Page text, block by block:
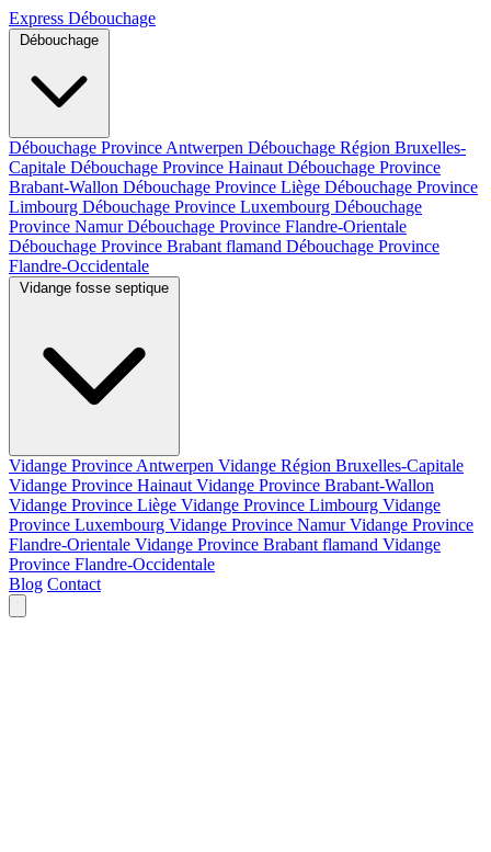
Express Débouchage
Débouchage Province Antwerpen Débouchage Région Bruxelles-
Capitale Débouchage Province Hainaut Débouchage Province
Brabant-Wallon Débouchage Province Liège Débouchage Province
Limbourg Débouchage Province Luxembourg Débouchage
Province NamurDébouchage Province Flandre-Orientale
Débouchage Province Brabant flamand Débouchage Province
Flandre-Occidentale
Vidange Province Antwerpen Vidange Région Bruxelles-Capitale
Vidange Province Hainaut Vidange Province Brabant-Wallon
Vidange Province Liège Vidange Province Limbourg Vidange
Province Luxembourg Vidange Province NamurVidange Province
Flandre-Orientale Vidange Province Brabant flamand Vidange
Province Flandre-Occidentale
Blog Contact